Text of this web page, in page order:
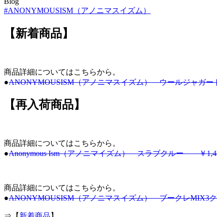
#ANONYMOUSISM（アノニマスイズム）
【新着商品】
商品詳細についてはこちらから。
●ANONYMOUSISM（アノニマスイズム） ウールジャガ
【再入荷商品】
商品詳細についてはこちらから。
●Anonymous Ism（アノニマイズム） スラブクルー ￥
商品詳細についてはこちらから。
●ANONYMOUSISM（アノニマスイズム） ブークレ